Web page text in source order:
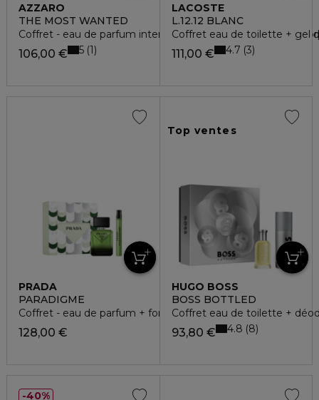
AZZARO
THE MOST WANTED
Coffret - eau de parfum intense + gel douche cheveux &
106,00 € 5 1
LACOSTE
L.12.12 BLANC
Coffret eau de toilette + gel
111,00 € 4.7 3
PRADA
PARADIGME
Coffret - eau de parfum + format voyage
128,00 €
Top ventes
HUGO BOSS
BOSS BOTTLED
Coffret eau de toilette +
93,80 € 4.8 8
40%